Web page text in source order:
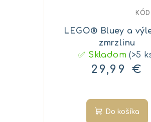
LEGO® Bluey a
zmrzlinu
✅ Skladom(>5
29,99 €
Do košíka
KÓD: